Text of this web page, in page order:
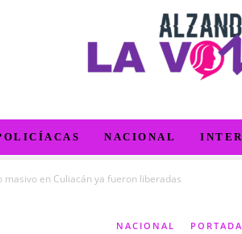
NACIONAL
en Culiacán ya fueron liberadas
NACIONAL PORTADA